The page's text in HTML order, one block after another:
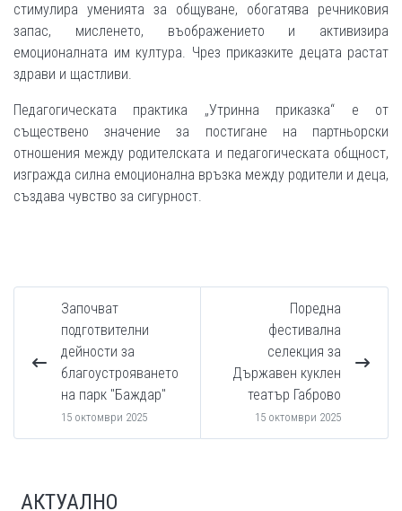
стимулира уменията за общуване, обогатява речниковия
запас, мисленето, въображението и активизира
емоционалната им култура. Чрез приказките децата растат
здрави и щастливи.
Педагогическата практика „Утринна приказка“ е от
съществено значение за постигане на партньорски
отношения между родителската и педагогическата общност,
изгражда силна емоционална връзка между родители и деца,
създава чувство за сигурност.
Започват
подготвителни
дейности за
благоустрояването
на парк "Баждар"
15 октомври 2025
Поредна
фестивална
селекция за
Държавен куклен
театър Габрово
15 октомври 2025
АКТУАЛНО